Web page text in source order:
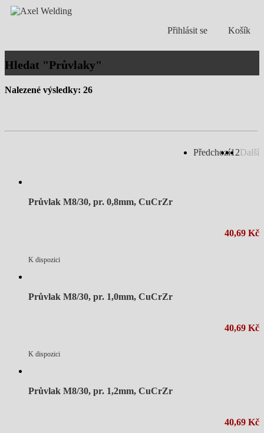
Košík
Přihlásit se
Hledat "Průvlaky"
Nalezené výsledky: 26
Předchozí1 2Další
Průvlak M8/30, pr. 0,8mm, CuCrZr
40,69 Kč
K dispozici
Průvlak M8/30, pr. 1,0mm, CuCrZr
40,69 Kč
K dispozici
Průvlak M8/30, pr. 1,2mm, CuCrZr
40,69 Kč